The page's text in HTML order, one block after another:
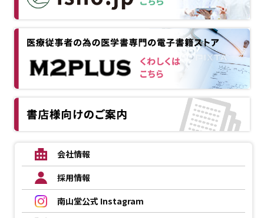
会社情報
採用情報
南山堂公式 Instagram